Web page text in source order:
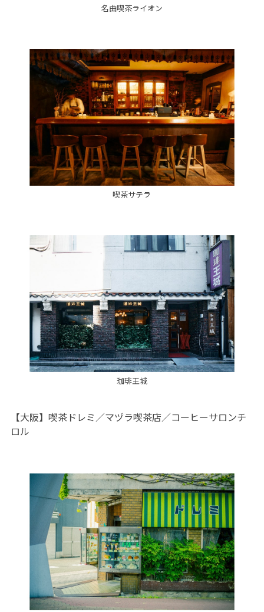
名曲喫茶ライオン
喫茶サテラ
珈琲王城
【大阪】喫茶ドレミ／マヅラ喫茶店／コーヒーサロンチ
ロル